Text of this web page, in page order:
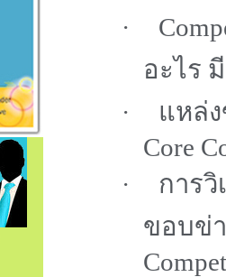
·
อะไร
·
แหล่
Core
·
การ
ขอบข่